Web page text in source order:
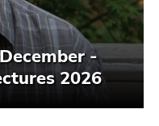
-
2026